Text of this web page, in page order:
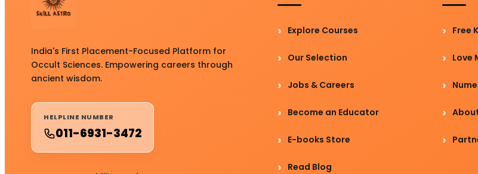
India's First Placement-Focused Platform for
Occult Sciences. Empowering careers through
ancient wisdom.
HELPLINE NUMBER
011-6931-3472
Explore Courses
Our Selection
Jobs & Careers
Become an Educator
E-books Store
Read Blog
Free
Love